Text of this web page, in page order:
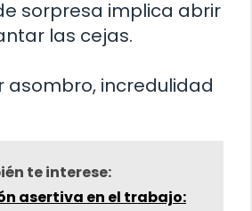
sorpresa implica abrir
las cejas.
asombro, incredulidad
te interese:
asertiva en el trabajo: